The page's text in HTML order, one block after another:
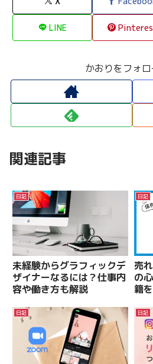
LINE
かおりをフォ
関連記事
日記
未経験からグラフィックデ
ザイナーなるには？仕事内
容や働き方も解説
日記
売
の
籍
日記 日記